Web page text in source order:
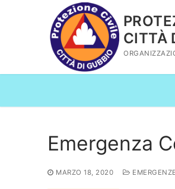
CITTÀ
Emergenza
MARZO 18, 2020 EMERGENZE